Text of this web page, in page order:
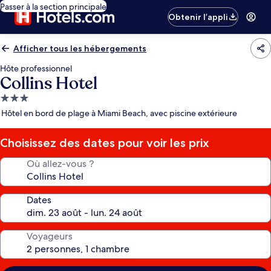
Passer à la section principale
Obtenir l’appli
Afficher tous les hébergements
Hôte professionnel
Collins Hotel
Hébergement
3.0 étoiles
Hôtel en bord de plage à Miami Beach, avec piscine extérieure
Choisissez des dates pour voir les prix
Où allez-vous ?
Dates
Voyageurs